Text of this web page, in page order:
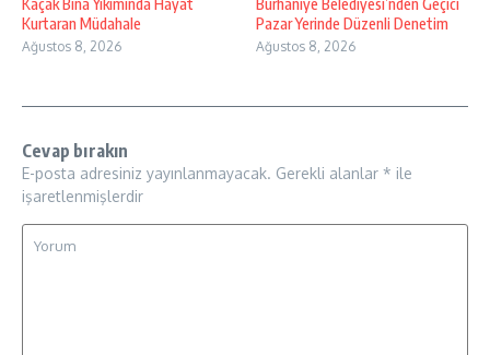
Kaçak Bina Yıkımında Hayat
Kurtaran Müdahale
Ağustos 8, 2026
Burhaniye Belediyesi’nden Geçici
Pazar Yerinde Düzenli Denetim
Ağustos 8, 2026
Cevap bırakın
E-posta adresiniz yayınlanmayacak. Gerekli alanlar * ile
işaretlenmişlerdir